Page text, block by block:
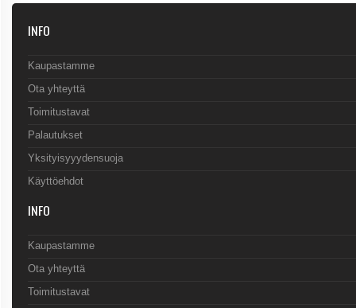
INFO
Kaupastamme
Ota yhteyttä
Toimitustavat
Palautukset
Yksityisyyydensuoja
Käyttöehdot
INFO
Kaupastamme
Ota yhteyttä
Toimitustavat